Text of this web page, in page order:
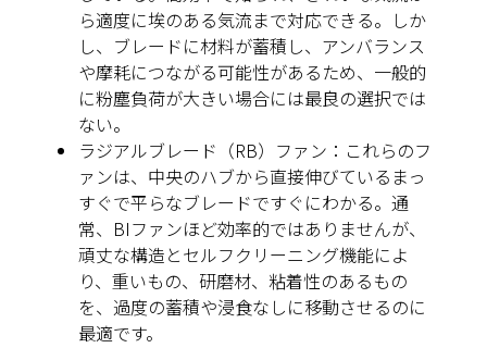
ら適度に埃のある気流まで対応できる。しか
し、ブレードに材料が蓄積し、アンバランス
や摩耗につながる可能性があるため、一般的
に粉塵負荷が大きい場合には最良の選択では
ない。
ラジアルブレード（RB）ファン：これらのフ
ァンは、中央のハブから直接伸びているまっ
すぐで平らなブレードですぐにわかる。通
常、BIファンほど効率的ではありませんが、
頑丈な構造とセルフクリーニング機能によ
り、重いもの、研磨材、粘着性のあるもの
を、過度の蓄積や浸食なしに移動させるのに
最適です。